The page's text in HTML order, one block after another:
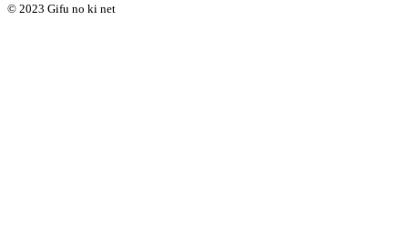
© 2023 Gifu no ki net